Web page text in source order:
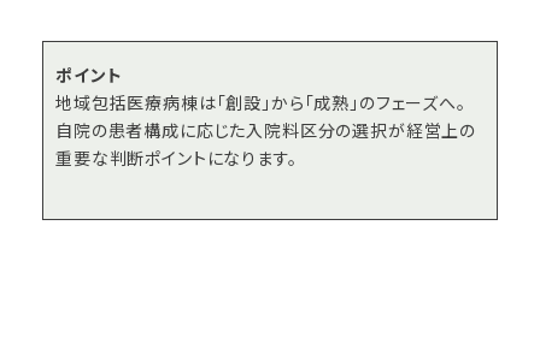
ポイント
地域包括医療病棟は「創設」から「成熟」のフェーズへ。
自院の患者構成に応じた入院料区分の選択が経営上の
重要な判断ポイントになります。